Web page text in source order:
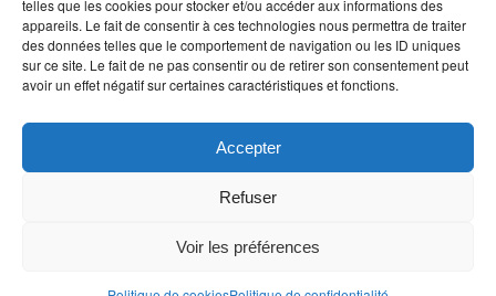
telles que les cookies pour stocker et/ou accéder aux informations des
appareils. Le fait de consentir à ces technologies nous permettra de traiter
des données telles que le comportement de navigation ou les ID uniques
sur ce site. Le fait de ne pas consentir ou de retirer son consentement peut
avoir un effet négatif sur certaines caractéristiques et fonctions.
Accepter
Refuser
Voir les préférences
Site web
Politique de confidentialité Politique de cookies